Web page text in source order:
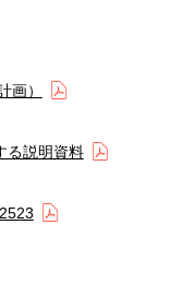
画）
る説明資料